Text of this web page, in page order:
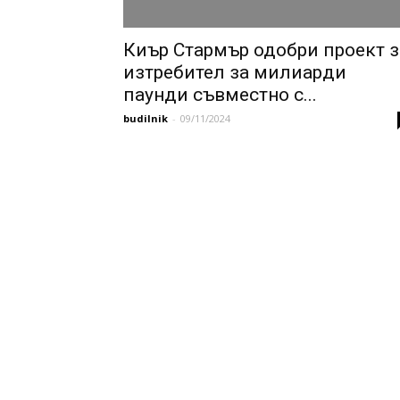
Киър Стармър одобри проект
изтребител за милиарди
паунди съвместно с...
budilnik - 09/11/2024